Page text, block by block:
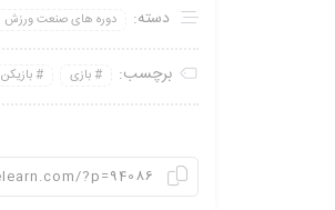
دسته: دوره های صنعت ورزش
برچسب: بازی بازیکن